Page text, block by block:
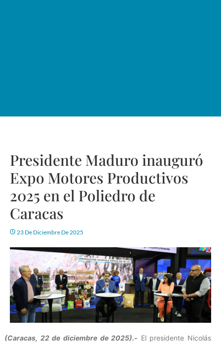
Presidente Maduro inauguró
Expo Motores Productivos
2025 en el Poliedro de
Caracas
23 De Diciembre De 2025
(Caracas, 22 de diciembre de 2025).- El presidente Nicolás